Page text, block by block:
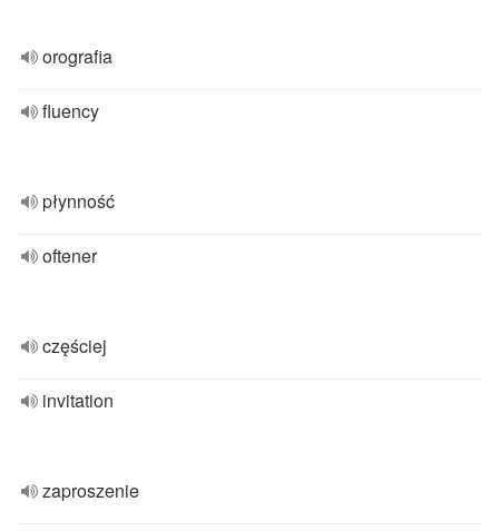
orografia
fluency
płynność
oftener
częściej
invitation
zaproszenie